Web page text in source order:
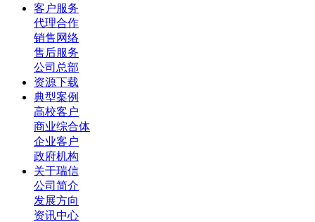
客户服务
代理合作
销售网络
售后服务
公司总部
资源下载
典型案例
高校客户
商业综合体
企业客户
政府机构
关于瑞信
公司简介
发展方向
资讯中心